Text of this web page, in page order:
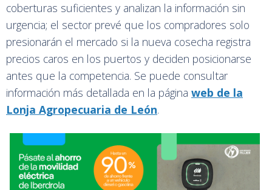
coberturas suficientes y analizan la información sin
urgencia; el sector prevé que los compradores solo
presionarán el mercado si la nueva cosecha registra
precios caros en los puertos y deciden posicionarse
antes que la competencia. Se puede consultar
información más detallada en la página web de la
Lonja Agropecuaria de León.